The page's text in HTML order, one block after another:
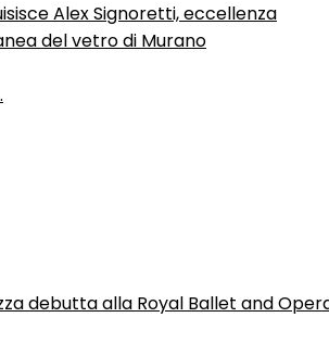
Alex Signoretti, eccellenza
del vetro di Murano
debutta alla Royal Ballet and